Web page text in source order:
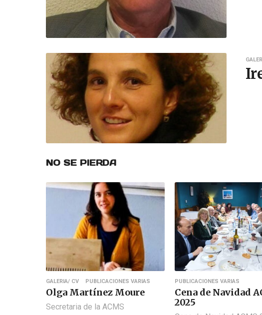
NO SE PIERDA
GALERIA/ CV PUBLICACIONES VARIAS
Olga Martínez Moure
Secretaria de la ACMS
PUBLICACIONES VARIAS
Cena de Navidad
2025